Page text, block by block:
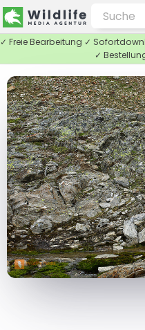
✓ Freie Bearbeitung ✓
✓